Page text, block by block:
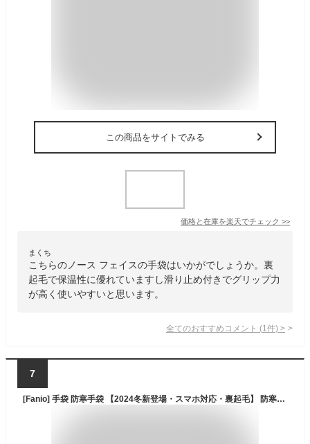
この商品をサイトでみる
価格と在庫を楽天でチェック >>
まくち
こちらのノース フェイスの手袋はいかがでしょうか。裏
起毛で保温性に優れていますし滑り止め付きでグリップ力
が高く使いやすいと思います。
全てのおすすめコメント (1 件) >
7
[Fanio] 手袋 防寒手袋 【2024冬新登場・スマホ対応・裏起毛】 防寒グローブ メンズ レディース 3Mシンサレート アウトドアグローブ スポーツグローブ タッチパネル対応 撥水加工 革 滑り止め 紛失防止結び付け スポーツ スキー 男女兼用 冬(ブラック, L)